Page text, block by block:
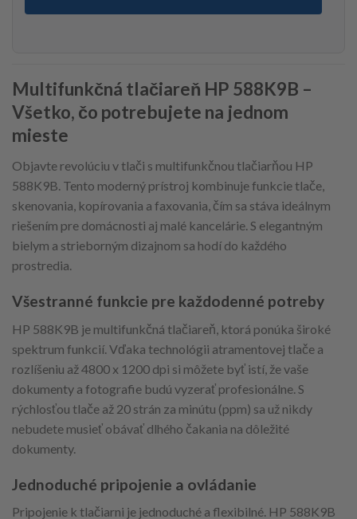
Multifunkčná tlačiareň HP 588K9B –
Všetko, čo potrebujete na jednom
mieste
Objavte revolúciu v tlači s multifunkčnou tlačiarňou HP
588K9B. Tento moderný prístroj kombinuje funkcie tlače,
skenovania, kopírovania a faxovania, čím sa stáva ideálnym
riešením pre domácnosti aj malé kancelárie. S elegantným
bielym a strieborným dizajnom sa hodí do každého
prostredia.
Všestranné funkcie pre každodenné potreby
HP 588K9B je multifunkčná tlačiareň, ktorá ponúka široké
spektrum funkcií. Vďaka technológii atramentovej tlače a
rozlíšeniu až 4800 x 1200 dpi si môžete byť istí, že vaše
dokumenty a fotografie budú vyzerať profesionálne. S
rýchlosťou tlače až 20 strán za minútu (ppm) sa už nikdy
nebudete musieť obávať dlhého čakania na dôležité
dokumenty.
Jednoduché pripojenie a ovládanie
Pripojenie k tlačiarni je jednoduché a flexibilné. HP 588K9B